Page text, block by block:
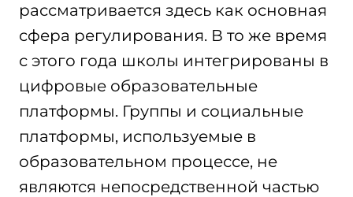
рассматривается здесь как основная
сфера регулирования. В то же время
с этого года школы интегрированы в
цифровые образовательные
платформы. Группы и социальные
платформы, используемые в
образовательном процессе, не
являются непосредственной частью